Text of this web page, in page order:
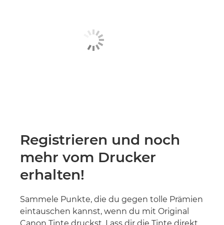
Registrieren und noch
mehr vom Drucker
erhalten!
Sammele Punkte, die du gegen tolle Prämien
eintauschen kannst, wenn du mit Original